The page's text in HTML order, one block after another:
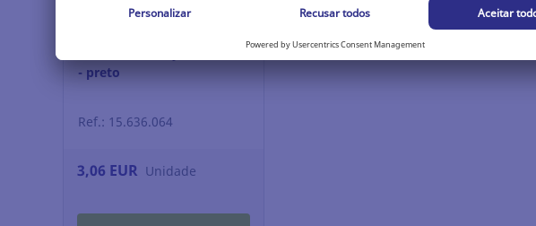
- preto
Ref.: 15.636.064
3,06 EUR Unidade